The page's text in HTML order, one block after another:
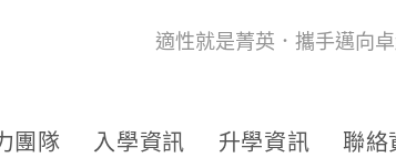
適性就是菁英．攜手邁向
團隊 入學資訊 升學資訊 聯絡